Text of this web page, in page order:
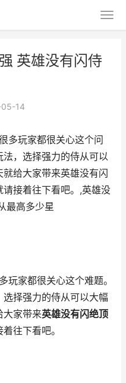
英雄没有闪侍
05-14
多玩家都很关心这个问
，选择强力的侍从可以
给大家带来英雄没有闪
接着往下看吧。,英雄没
最高多少星
玩家都很关心这个难题。
择强力的侍从可以大幅
大家带来英雄没有闪绝顶
往下看吧。